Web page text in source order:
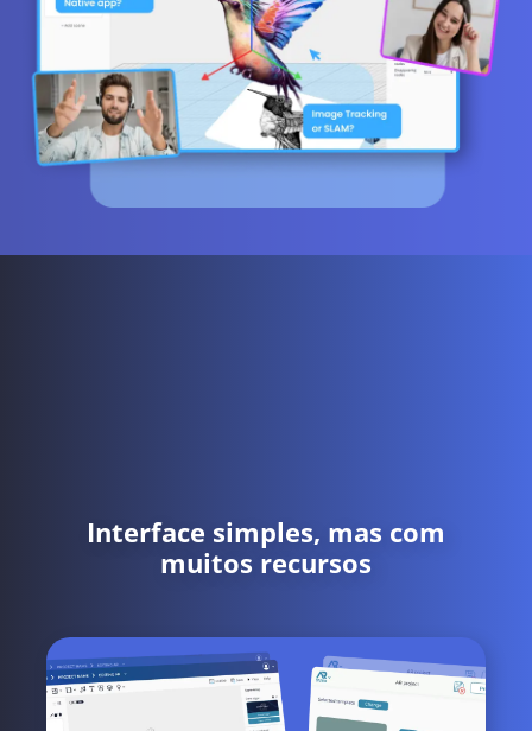
Interface simples, mas com
muitos recursos